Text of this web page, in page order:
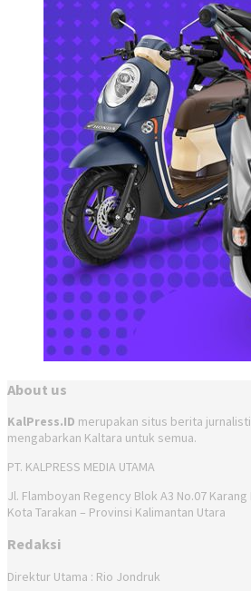
About us
KalPress.ID merupakan situs berita
mengabarkan Kaltara untuk semua.
PT. KALPRESS MEDIA UTAMA
Jl. Flamboyan Regency Blok A3 No.07
Kota Tarakan – Provinsi Kalimantan Utara
Redaksi
Direktur Utama : Rio Jondruk